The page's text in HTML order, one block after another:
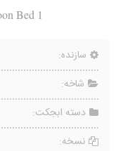
Bed 1
سازنده:
شاخه:
دسته ابجکت:
نسخه: